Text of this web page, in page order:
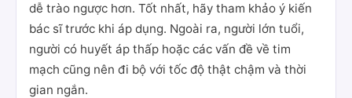
dễ trào ngược hơn. Tốt nhất, hãy tham khảo ý kiến
bác sĩ trước khi áp dụng. Ngoài ra, người lớn tuổi,
người có huyết áp thấp hoặc các vấn đề về tim
mạch cũng nên đi bộ với tốc độ thật chậm và thời
gian ngắn.